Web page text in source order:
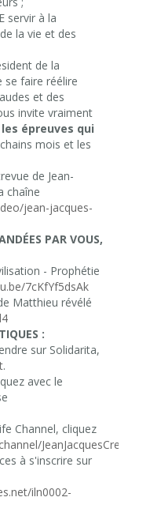
servir à la
la vie et des
de la
se faire réélire
et des
invite vraiment
épreuves qui
mois et les
de Jean-
chaîne
jean-jacques-
PAR VOUS,
- Prophétie
7cKfYf5dsAk
Matthieu révélé
:
sur Solidarita,
.
avec le
Channel, cliquez
à s'inscrire sur
iln0002-